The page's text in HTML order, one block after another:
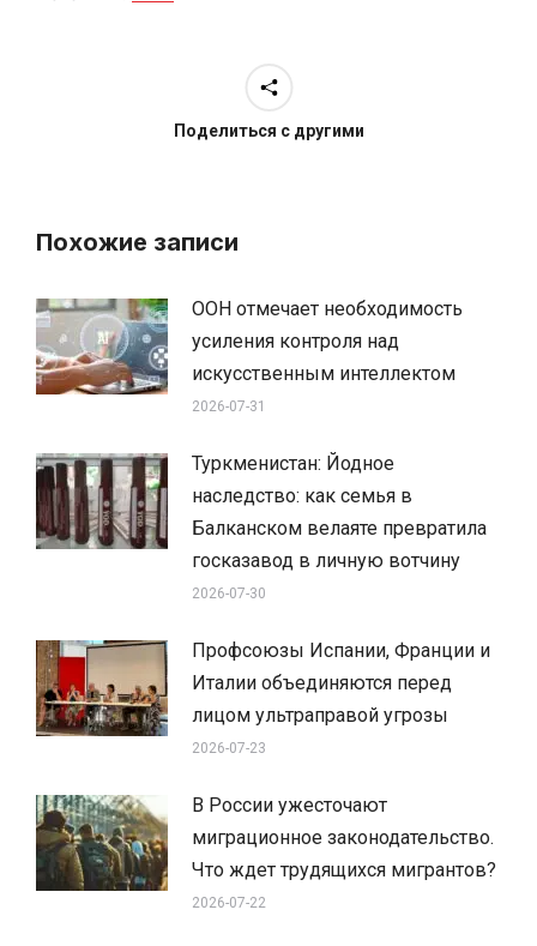
Поделиться с другими
Похожие записи
ООН отмечает необходимость
усиления контроля над
искусственным интеллектом
2026-07-31
Туркменистан: Йодное
наследство: как семья в
Балканском велаяте превратила
госказавод в личную вотчину
2026-07-30
Профсоюзы Испании, Франции и
Италии объединяются перед
лицом ультраправой угрозы
2026-07-23
В России ужесточают
миграционное законодательство.
Что ждет трудящихся мигрантов?
2026-07-22